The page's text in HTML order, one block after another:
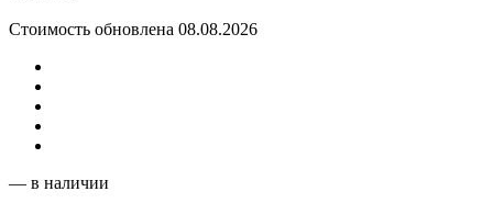
Стоимость обновлена 08.08.2026
— в наличии